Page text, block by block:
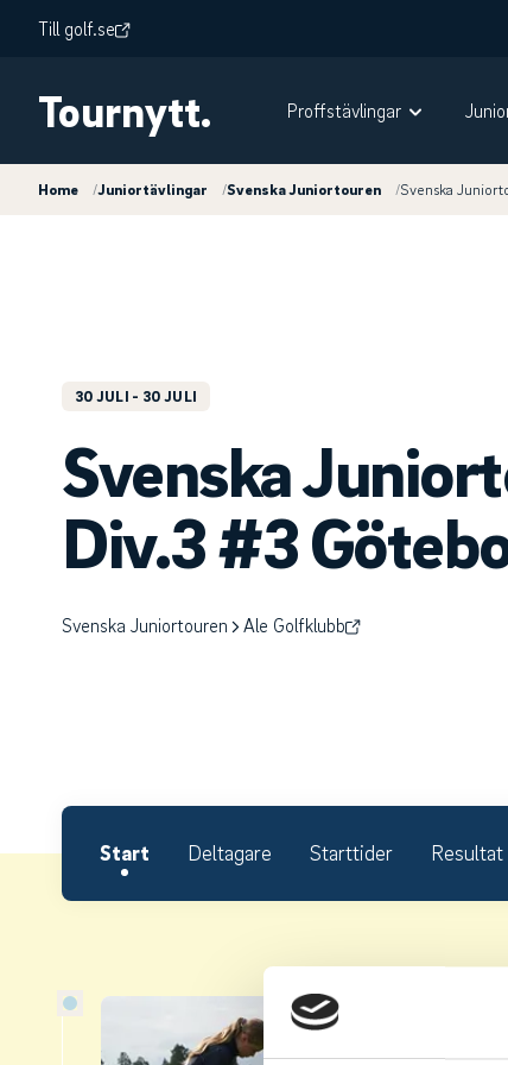
Till golf.se
Tournytt. Proffstävlingar
Home /Juniortävlingar /Svenska Juniortouren /Svenska
30 JULI - 30 JULI
Svenska
Div.3 #3
Svenska Juniortouren Ale Golfklubb
Start Deltagare Starttider Resultat